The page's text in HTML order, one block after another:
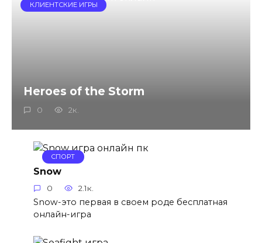
КЛИЕНТСКИЕ ИГРЫ
Heroes of the Storm
0 2к.
СПОРТ
Snow
0 2.1к.
Snow-это первая в своем роде бесплатная
онлайн-игра